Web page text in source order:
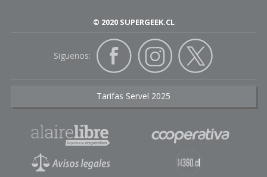
© 2020 SUPERGEEK.CL
Siguenos:
Tarifas Servel 2025